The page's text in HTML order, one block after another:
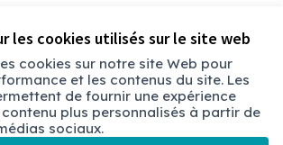
les cookies utilisés sur le site web
cookies sur notre site Web pour
et les contenus du site. Les
de fournir une expérience
plus personnalisés à partir de
sociaux.
sur Instagram